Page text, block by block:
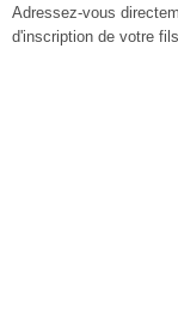
Adressez-vous
d'inscription de votre